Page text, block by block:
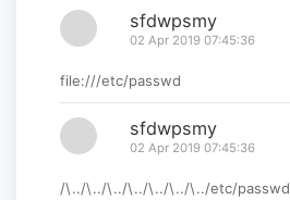
sfdwpsmy
02 Apr 2019 07:45:36
file:///etc/passwd
sfdwpsmy
02 Apr 2019 07:45:36
/\../\../\../\../\../\../\../etc/passwd